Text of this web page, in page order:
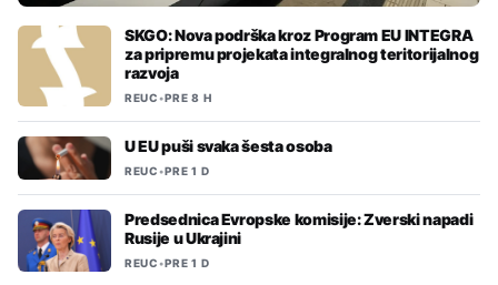
SKGO: Nova podrška kroz Program EU INTEGRA
za pripremu projekata integralnog teritorijalnog
razvoja
REUC•PRE 8 H
U EU puši svaka šesta osoba
REUC•PRE 1 D
Predsednica Evropske komisije: Zverski napadi
Rusije u Ukrajini
REUC•PRE 1 D